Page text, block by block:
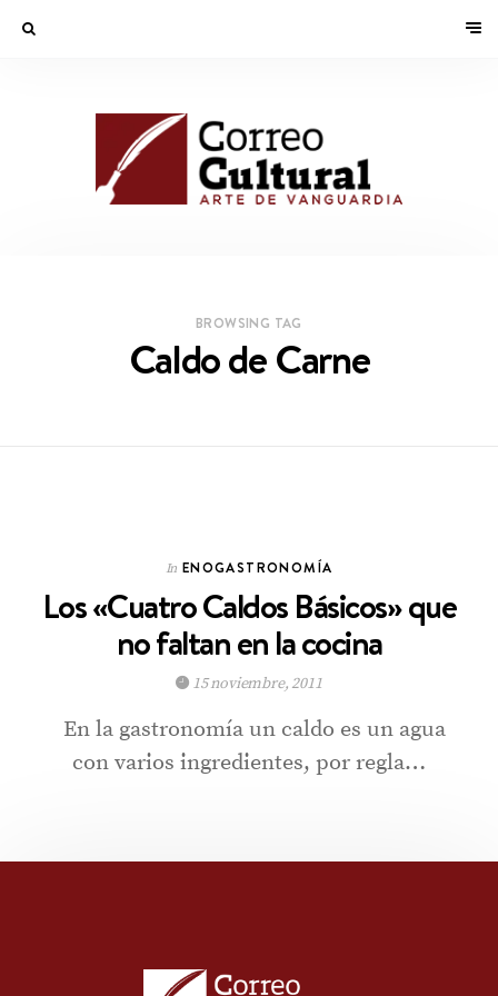
BROWSING TAG
Caldo de Carne
In ENOGASTRONOMÍA
Los «Cuatro Caldos Básicos» que
no faltan en la cocina
15 noviembre, 2011
En la gastronomía un caldo es un agua
con varios ingredientes, por regla…